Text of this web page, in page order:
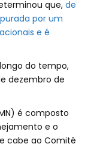
que, de
por um
e é
do tempo,
dezembro de
é composto
e o
cabe ao Comitê